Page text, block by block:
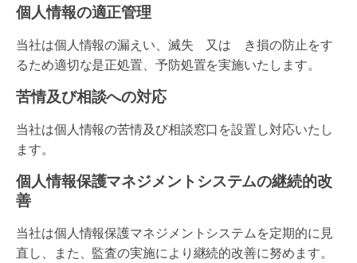
個人情報の適正管理
当社は個人情報の漏えい、滅失 又は き損の防止をす
るため適切な是正処置、予防処置を実施いたします。
苦情及び相談への対応
当社は個人情報の苦情及び相談窓口を設置し対応いたし
ます。
個人情報保護マネジメントシステムの継続的改
善
当社は個人情報保護マネジメントシステムを定期的に見
直し、また、監査の実施により継続的改善に努めます。